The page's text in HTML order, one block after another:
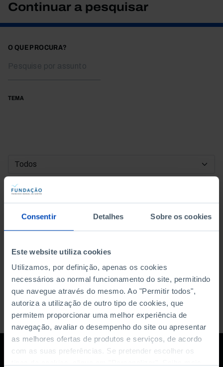
Consentir Detalhes Sobre os cookies
Este website utiliza cookies
Utilizamos, por definição, apenas os cookies
necessários ao normal funcionamento do site, permitindo
que navegue através do mesmo. Ao "Permitir todos",
autoriza a utilização de outro tipo de cookies, que
permitem proporcionar uma melhor experiência de
navegação, avaliar o desempenho do site ou apresentar
as melhores ofertas de produtos e serviços, de acordo
com as suas preferências. Se pretender escolher os
Continuar a pesquisar
O QUE PROCURA?
TEMA
DATA DE INÍCIO
DATA DE FIM